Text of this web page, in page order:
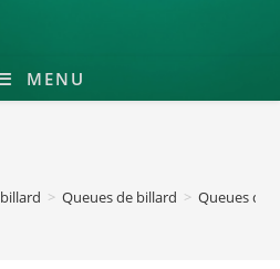
MENU
> Queues de billard > Queues de